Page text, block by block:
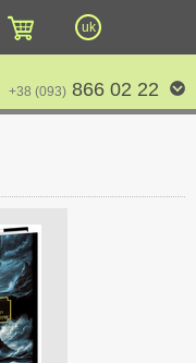
uk
+38 (093) 866 02 22